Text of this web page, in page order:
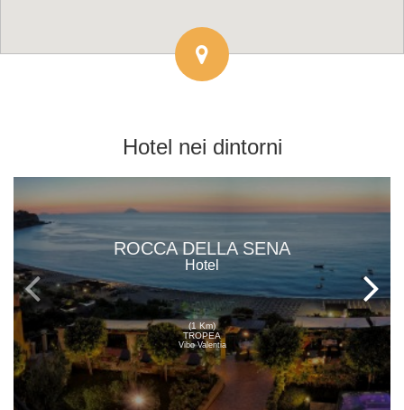
Hotel nei dintorni
ROCCA DELLA SENA
Hotel
(1 Km)
TROPEA
Vibo Valentia